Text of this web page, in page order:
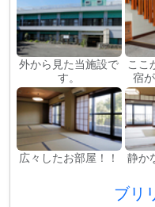
外から見た当施設で
す。
ここ
宿
広々したお部屋！！
静か
ブリ